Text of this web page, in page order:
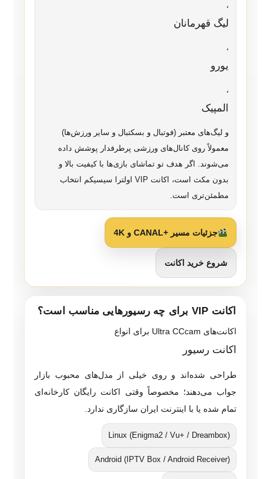
،
لیگ قهرمانان
،
یورو
،
المپیک
و لیگ‌های معتبر (فوتبال و بسکتبال و سایر ورزش‌ها)
معمولاً روی کانال‌های ورزشی پرطرفدار پوشش داده
می‌شوند. اگر هدف تو تماشای بازی‌ها با کیفیت بالا و
بدون مکث است، اکانت VIP اولترا سیسیکم انتخاب
مطمئن‌تری است.
جزئیات مسیر +CANAL و 4K
شروع خرید اکانت
اکانت VIP برای چه رسیورهایی مناسب است؟
اکانت‌های Ultra CCcam برای انواع
اکانت رسیور
طراحی شده‌اند و روی خیلی از مدل‌های محبوب بازار
جواب می‌دهند؛ مخصوصاً وقتی اکانت رایگان کارخانه‌ای
تمام شده یا با اینترنت ایران سازگاری ندارد.
Linux (Enigma2 / Vu+ / Dreambox)
Android (IPTV Box / Android Receiver)